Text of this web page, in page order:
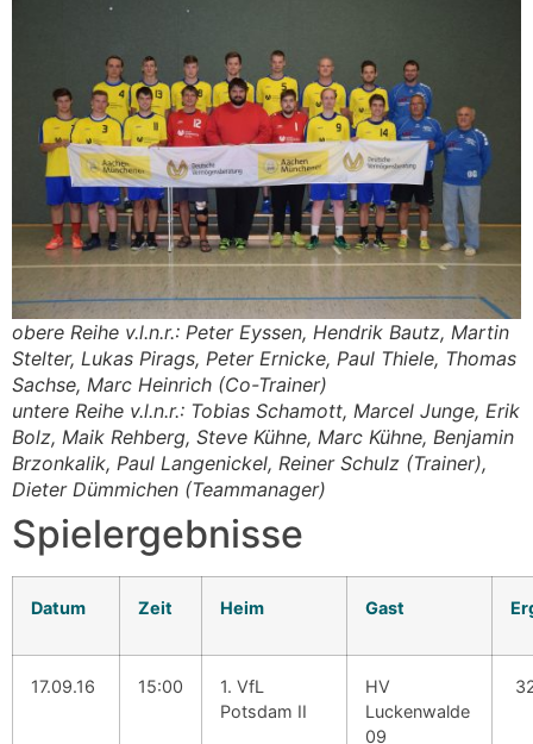
obere Reihe v.l.n.r.: Peter Eyssen, Hendrik Bautz, Martin
Stelter, Lukas Pirags, Peter Ernicke, Paul Thiele, Thomas
Sachse, Marc Heinrich (Co-Trainer)
untere Reihe v.l.n.r.: Tobias Schamott, Marcel Junge, Erik
Bolz, Maik Rehberg, Steve Kühne, Marc Kühne, Benjamin
Brzonkalik, Paul Langenickel, Reiner Schulz (Trainer),
Dieter Dümmichen (Teammanager)
Spielergebnisse
Datum Zeit Heim Gast
17.09.16 15:00
1. VfL
Potsdam II
HV
Luckenwalde
09